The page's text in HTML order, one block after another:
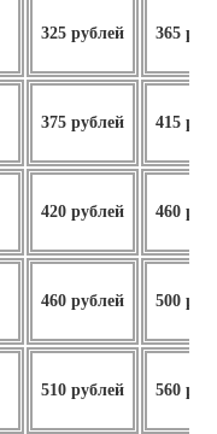
325 рублей 365
375 рублей 415
420 рублей 460
460 рублей 500
510 рублей 560